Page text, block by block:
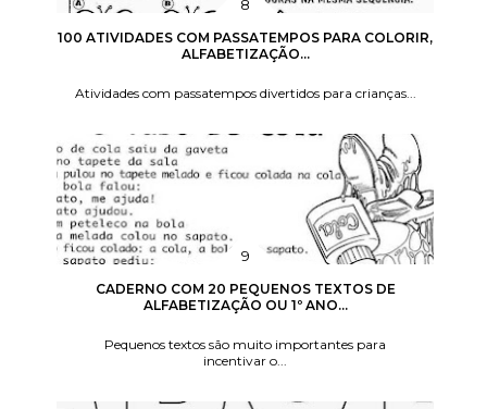
100 ATIVIDADES COM PASSATEMPOS PARA COLORIR,
ALFABETIZAÇÃO...
Atividades com passatempos divertidos para crianças...
CADERNO COM 20 PEQUENOS TEXTOS DE
ALFABETIZAÇÃO OU 1º ANO...
Pequenos textos são muito importantes para
incentivar o...